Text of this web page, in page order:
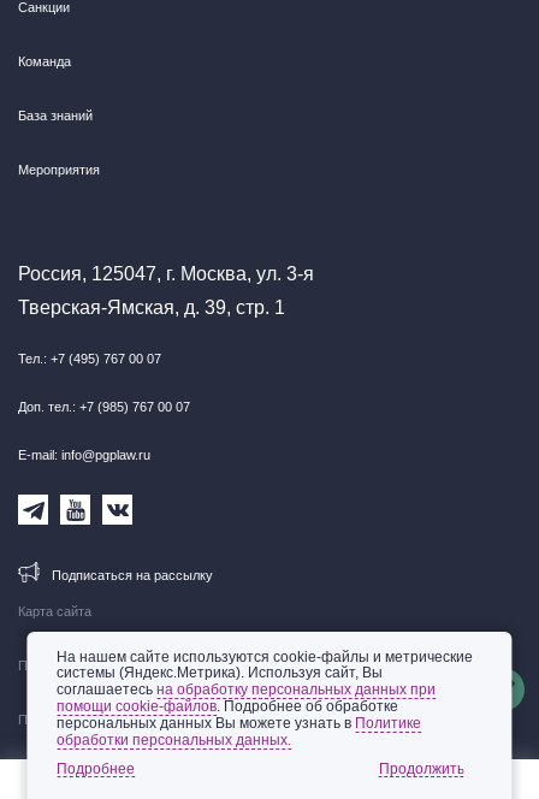
Карта сайта
Правовая информация
Политика обработки персональных данных
Санкции
Команда
База знаний
Мероприятия
Россия, 125047, г. Москва, ул. 3-я
Тверская-Ямская, д. 39, стр. 1
Тел.: +7 (495) 767 00 07
Доп. тел.: +7 (985) 767 00 07
E-mail: info@pgplaw.ru
Подписаться на рассылку
© 2002-2026 ООО «Пепеляев Групп»
На нашем сайте используются cookie-файлы и метрические
системы (Яндекс.Метрика). Используя сайт, Вы
соглашаетесьна обработку персональных данных при
помощи cookie-файлов. Подробнее об обработке
персональных данных Вы можете узнать в Политике
обработки персональных данных.
Подробнее